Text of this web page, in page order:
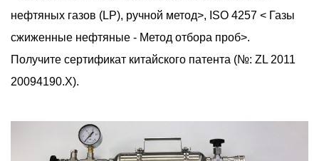
нефтяных газов (LP), ручной метод>, ISO 4257 < Газы
сжиженные нефтяные - Метод отбора проб>.
Получите сертификат китайского патента (№: ZL 2011
20094190.X).